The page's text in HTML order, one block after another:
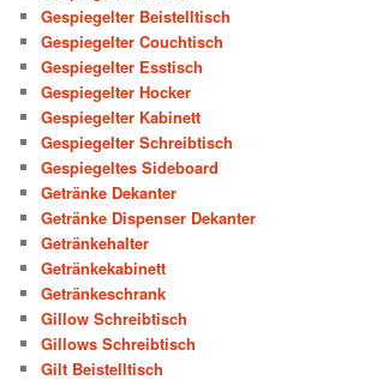
Gespiegelter Beistelltisch
Gespiegelter Couchtisch
Gespiegelter Esstisch
Gespiegelter Hocker
Gespiegelter Kabinett
Gespiegelter Schreibtisch
Gespiegeltes Sideboard
Getränke Dekanter
Getränke Dispenser Dekanter
Getränkehalter
Getränkekabinett
Getränkeschrank
Gillow Schreibtisch
Gillows Schreibtisch
Gilt Beistelltisch